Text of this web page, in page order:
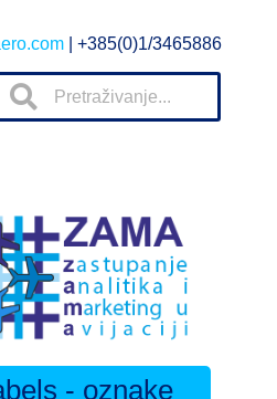
| +385(0)1/3465886
- oznake